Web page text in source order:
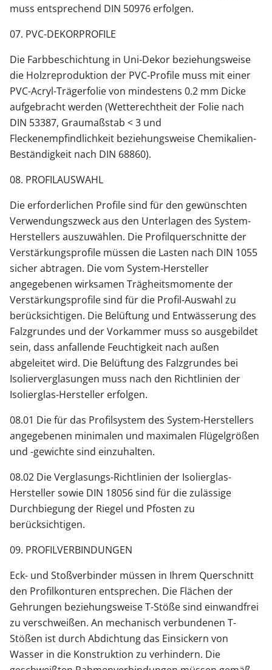
muss entsprechend DIN 50976 erfolgen.
07. PVC-DEKORPROFILE
Die Farbbeschichtung in Uni-Dekor beziehungsweise
die Holzreproduktion der PVC-Profile muss mit einer
PVC-Acryl-Trägerfolie von mindestens 0.2 mm Dicke
aufgebracht werden (Wetterechtheit der Folie nach
DIN 53387, Graumaßstab < 3 und
Fleckenempfindlichkeit beziehungsweise Chemikalien-
Beständigkeit nach DIN 68860).
08. PROFILAUSWAHL
Die erforderlichen Profile sind für den gewünschten
Verwendungszweck aus den Unterlagen des System-
Herstellers auszuwählen. Die Profilquerschnitte der
Verstärkungsprofile müssen die Lasten nach DIN 1055
sicher abtragen. Die vom System-Hersteller
angegebenen wirksamen Trägheitsmomente der
Verstärkungsprofile sind für die Profil-Auswahl zu
berücksichtigen. Die Belüftung und Entwässerung des
Falzgrundes und der Vorkammer muss so ausgebildet
sein, dass anfallende Feuchtigkeit nach außen
abgeleitet wird. Die Belüftung des Falzgrundes bei
Isolierverglasungen muss nach den Richtlinien der
Isolierglas-Hersteller erfolgen.
08.01 Die für das Profilsystem des System-Herstellers
angegebenen minimalen und maximalen Flügelgrößen
und -gewichte sind einzuhalten.
08.02 Die Verglasungs-Richtlinien der Isolierglas-
Hersteller sowie DIN 18056 sind für die zulässige
Durchbiegung der Riegel und Pfosten zu
berücksichtigen.
09. PROFILVERBINDUNGEN
Eck- und Stoßverbinder müssen in Ihrem Querschnitt
den Profilkonturen entsprechen. Die Flächen der
Gehrungen beziehungsweise T-Stöße sind einwandfrei
zu verschweißen. An mechanisch verbundenen T-
Stößen ist durch Abdichtung das Einsickern von
Wasser in die Konstruktion zu verhindern. Die